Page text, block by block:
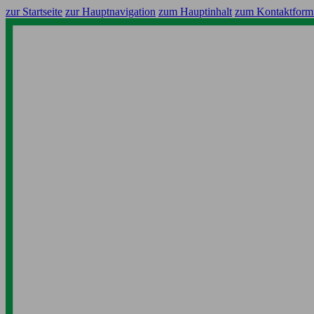
zur Startseite zur Hauptnavigation zum Hauptinhalt zum